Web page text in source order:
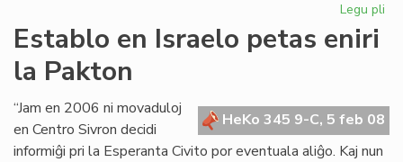
Legu pli
de
Establo en Israelo petas eniri
la Pakton
HeKo 345 9-C, 5 feb 08
“Jam en 2006 ni movaduloj
en Centro Sivron decidi
informiĝi pri la Esperanta Civito por eventuala aliĝo. Kaj nun